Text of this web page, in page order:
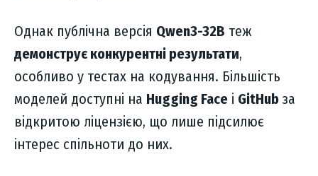
Однак публічна версія Qwen3-32B теж
демонструє конкурентні результати,
особливо у тестах на кодування. Більшість
моделей доступні на Hugging Face і GitHub за
відкритою ліцензією, що лише підсилює
інтерес спільноти до них.